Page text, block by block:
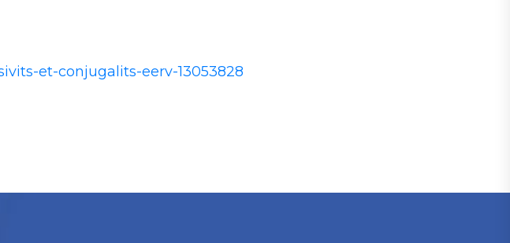
et-conjugalits-eerv-13053828